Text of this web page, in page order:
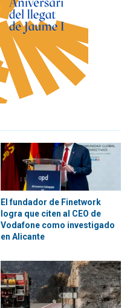
El fundador de Finetwork
logra que citen al CEO de
Vodafone como investigado
en Alicante